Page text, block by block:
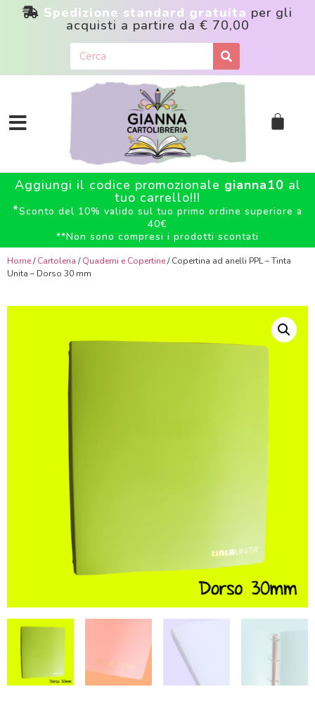
Spedizione standard gratuita per gli
acquisti a partire da € 70,00
Aggiungi il codice promozionale gianna10 al
tuo carrello!!!
*Sconto del 10% valido sul tuo primo ordine superiore a
40€
**Non sono compresi i prodotti scontati
Home/Cartoleria /Quaderni e Copertine/ Copertina ad anelli PPL – Tinta
Unita – Dorso 30 mm